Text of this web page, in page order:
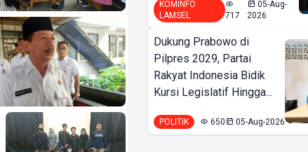
KOMINFO
LAMSEL
717
05-Aug-
2026
Dukung Prabowo di
Pilpres 2029, Partai
Rakyat Indonesia Bidik
Kursi Legislatif Hingga...
POLITIK 650 05-Aug-2026